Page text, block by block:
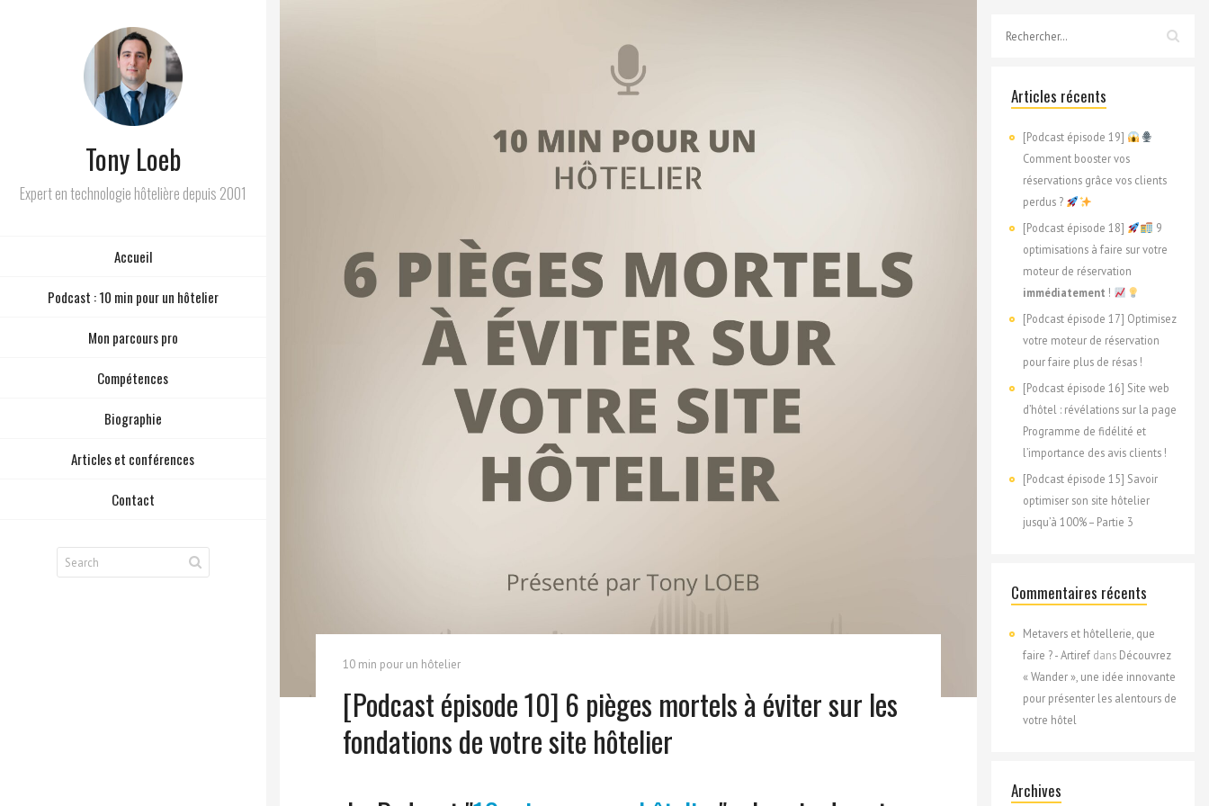
Tony Loeb
Expert en technologie hôtelière depuis 2001
Accueil
Podcast : 10 min pour un hôtelier
Mon parcours pro
Compétences
Biographie
Articles et conférences
Contact
10 min pour un hôtelier
[Podcast épisode 10] 6 pièges mortels à éviter sur les
fondations de votre site hôtelier
Articles récents
[Podcast épisode 19]
Comment booster vos
réservations grâce vos clients
perdus ?
[Podcast épisode 18]
9
optimisations à faire sur votre
moteur de réservation
immédiatement !
[Podcast épisode 17] Optimisez
votre moteur de réservation
pour faire plus de résas !
[Podcast épisode 16] Site web
d’hôtel : révélations sur la page
Programme de fidélité et
l’importance des avis clients !
[Podcast épisode 15] Savoir
optimiser son site hôtelier
jusqu’à 100% – Partie 3
Commentaires récents
Metavers et hôtellerie, que
faire ? - Artirefdans Découvrez
« Wander », une idée innovante
pour présenter les alentours de
votre hôtel
Archives